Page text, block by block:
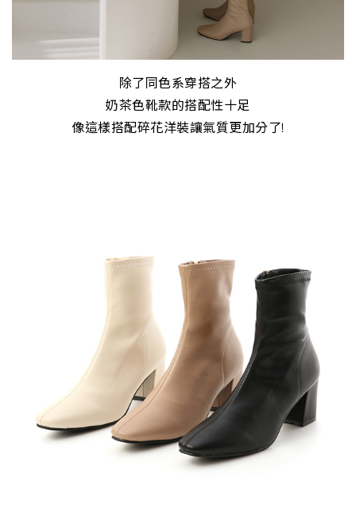
除了同色系穿搭之外
奶茶色靴款的搭配性十足
像這樣搭配碎花洋裝讓氣質更加分了!